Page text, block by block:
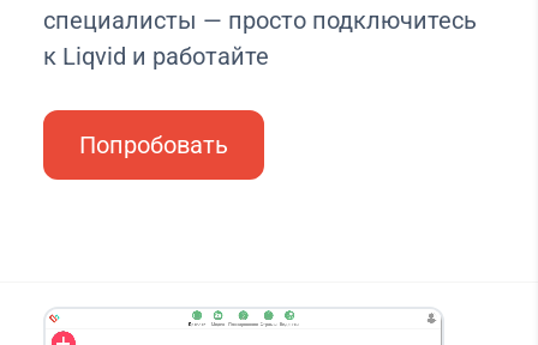
специалисты — просто подключитесь
к Liqvid и работайте
Попробовать